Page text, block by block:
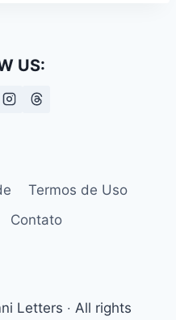
US:
Termos de Uso
Contato
Letters ‧ All rights